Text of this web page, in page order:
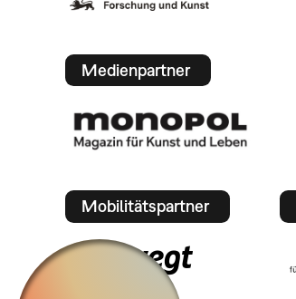
Medienpartner
Mobilitätspartner